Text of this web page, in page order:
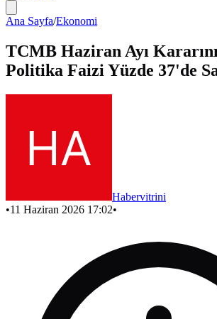
Ana Sayfa/Ekonomi
TCMB Haziran Ayı
Politika Faizi Yüzde 37'de
Habervitrini
•11 Haziran 2026 17:02•